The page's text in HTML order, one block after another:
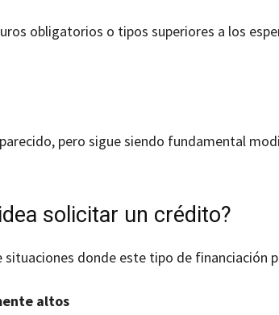
obligatorios o tipos superiores a los
pero sigue siendo fundamental
solicitar un crédito?
donde este tipo de financiación
altos